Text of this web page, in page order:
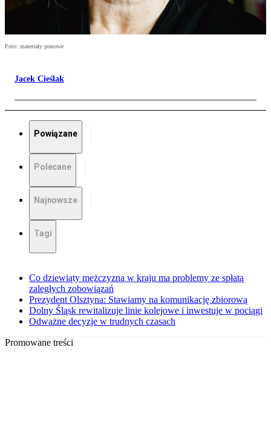
Foto: materiały prasowe
Jacek Cieślak
Powiązane
Polecane
Najnowsze
Tagi
Co dziewiąty mężczyzna w kraju ma problemy ze spłatą
zaległych zobowiązań
Prezydent Olsztyna: Stawiamy na komunikację zbiorową
Dolny Śląsk rewitalizuje linie kolejowe i inwestuje w pociągi
Odważne decyzje w trudnych czasach
Promowane treści